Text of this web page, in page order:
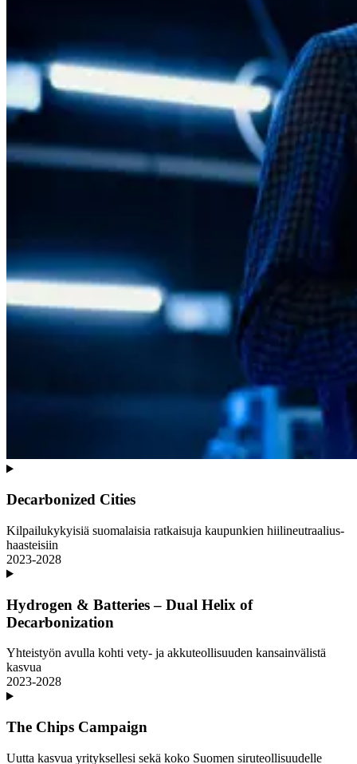
Decarbonized Cities
Kilpailu­kykyisiä suomalaisia ratkaisuja kaupunkien hiilineutraalius­
haasteisiin
2023-2028
Hydrogen & Batteries – Dual Helix of
Decarbonization
Yhteistyön avulla kohti vety- ja akkuteollisuuden kansainvälistä
kasvua
2023-2028
The Chips Campaign
Uutta kasvua yrityksellesi sekä koko Suomen siruteollisuudelle